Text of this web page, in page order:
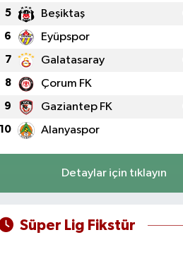
5 Beşiktaş
6 Eyüpspor
7 Galatasaray
8 Çorum FK
9 Gaziantep FK
10 Alanyaspor
Detaylar için tıklayın
Süper Lig Fikstür